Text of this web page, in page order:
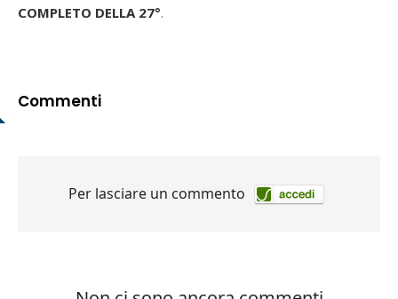
COMPLETO DELLA 27°.
Commenti